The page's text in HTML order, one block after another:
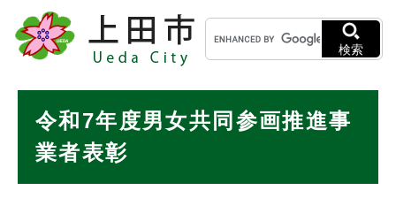
メニューを飛ばして本文へ
キ
ー
ワ
検
検索
令和7年度男女共同参画推進事
業者表彰